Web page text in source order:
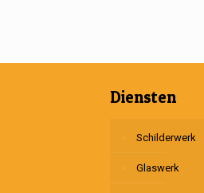
Diensten
Schilderwerk
Glaswerk